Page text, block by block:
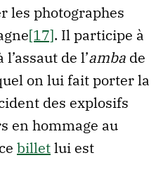
les photographes
[17]. Il participe à
de l’amba de
on lui fait porter la
des explosifs
en hommage au
billetlui est